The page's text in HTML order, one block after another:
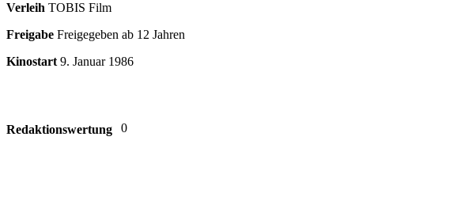
Verleih TOBIS Film
Freigabe Freigegeben ab 12 Jahren
Kinostart 9. Januar 1986
Redaktionswertung 0